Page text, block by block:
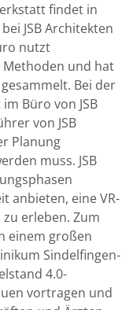
findet in
JSB Architekten
nutzt
und hat
Bei der
Büro von JSB
von JSB
Planung
muss. JSB
anbieten, eine VR-
zu erleben. Zum
einem großen
Sindelfingen-
4.0-
vortragen und